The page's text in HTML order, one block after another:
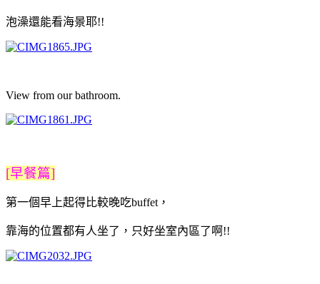
泡澡還能看海景耶!!
View from our bathroom.
[早餐篇]
第一個早上起得比較晚吃buffet，
靠海的位置都有人坐了，只好坐室內區了啊!!